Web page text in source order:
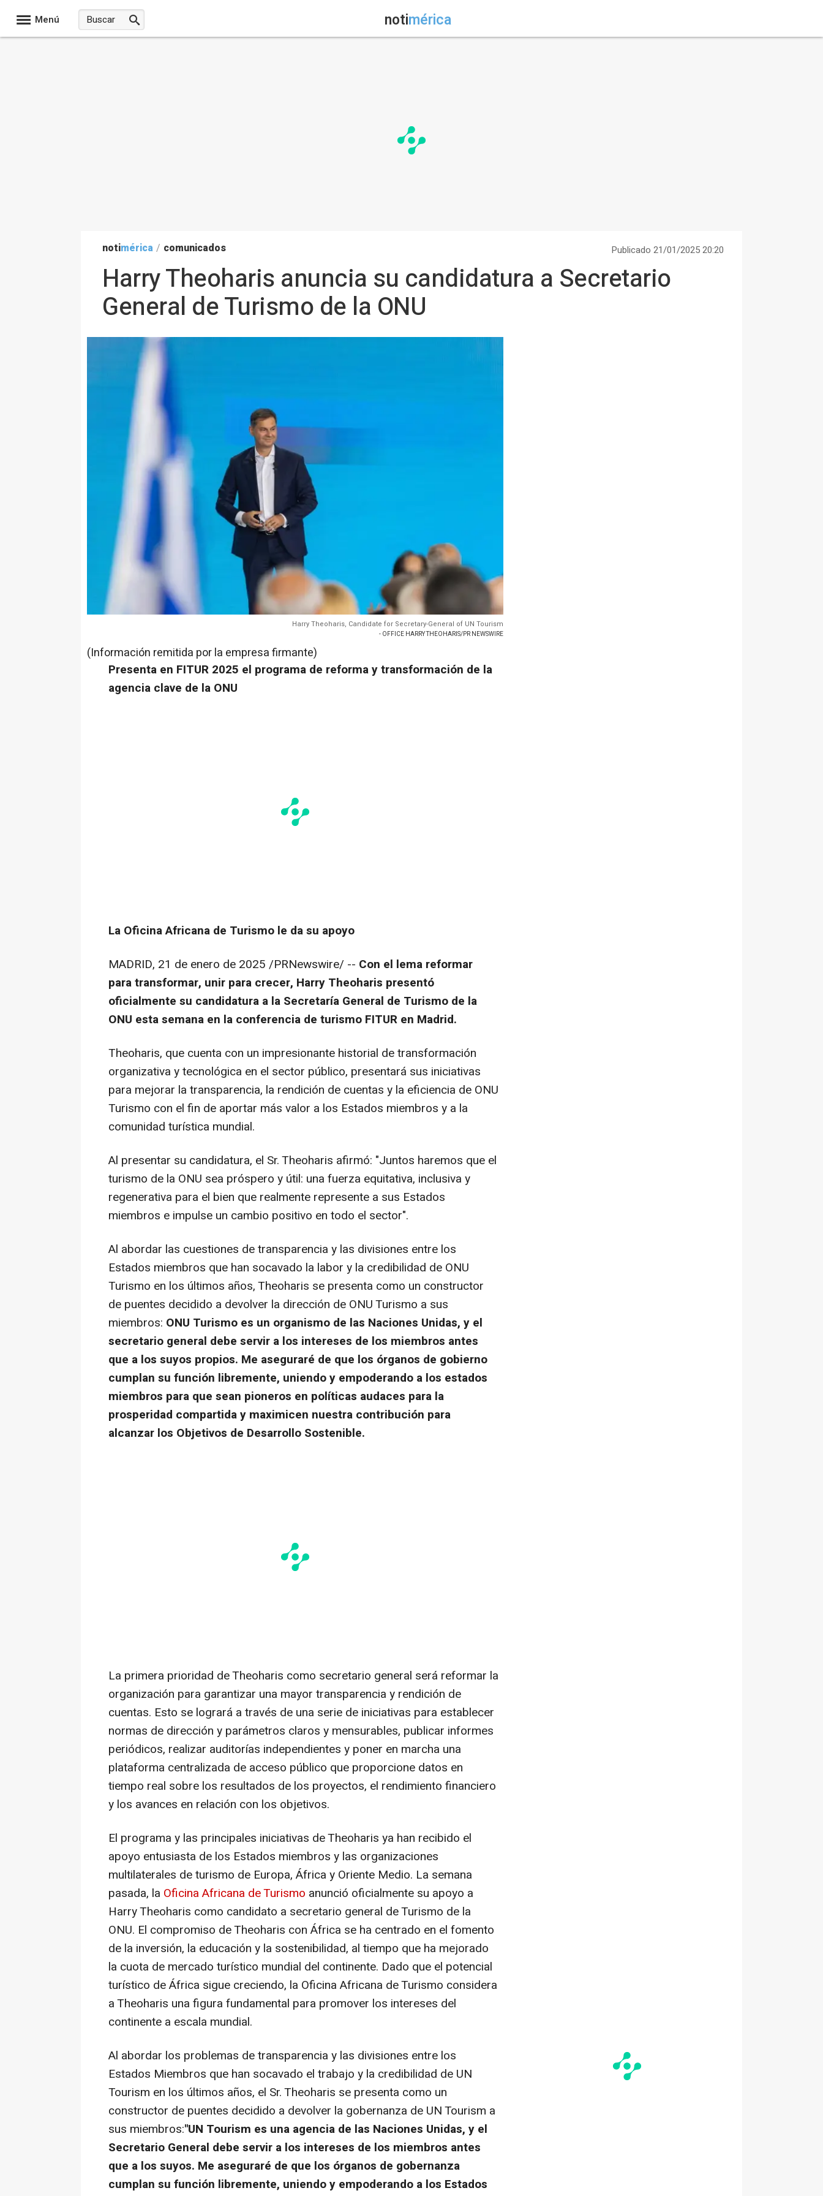
Menú notimérica
notimérica / comunicados Publicado 21/01/2025 20:20
Harry Theoharis anuncia su candidatura a Secretario
General de Turismo de la ONU
Harry Theoharis, Candidate for Secretary-General of UN Tourism
- OFFICE HARRY THEOHARIS/PR NEWSWIRE
(Información remitida por la empresa firmante)
Presenta en FITUR 2025 el programa de reforma y transformación de la
agencia clave de la ONU
La Oficina Africana de Turismo le da su apoyo
MADRID, 21 de enero de 2025 /PRNewswire/ -- Con el lema reformar
para transformar, unir para crecer, Harry Theoharis presentó
oficialmente su candidatura a la Secretaría General de Turismo de la
ONU esta semana en la conferencia de turismo FITUR en Madrid.
Theoharis, que cuenta con un impresionante historial de transformación
organizativa y tecnológica en el sector público, presentará sus iniciativas
para mejorar la transparencia, la rendición de cuentas y la eficiencia de ONU
Turismo con el fin de aportar más valor a los Estados miembros y a la
comunidad turística mundial.
Al presentar su candidatura, el Sr. Theoharis afirmó: "Juntos haremos que el
turismo de la ONU sea próspero y útil: una fuerza equitativa, inclusiva y
regenerativa para el bien que realmente represente a sus Estados
miembros e impulse un cambio positivo en todo el sector".
Al abordar las cuestiones de transparencia y las divisiones entre los
Estados miembros que han socavado la labor y la credibilidad de ONU
Turismo en los últimos años, Theoharis se presenta como un constructor
de puentes decidido a devolver la dirección de ONU Turismo a sus
miembros: ONU Turismo es un organismo de las Naciones Unidas, y el
secretario general debe servir a los intereses de los miembros antes
que a los suyos propios. Me aseguraré de que los órganos de gobierno
cumplan su función libremente, uniendo y empoderando a los estados
miembros para que sean pioneros en políticas audaces para la
prosperidad compartida y maximicen nuestra contribución para
alcanzar los Objetivos de Desarrollo Sostenible.
La primera prioridad de Theoharis como secretario general será reformar la
organización para garantizar una mayor transparencia y rendición de
cuentas. Esto se logrará a través de una serie de iniciativas para establecer
normas de dirección y parámetros claros y mensurables, publicar informes
periódicos, realizar auditorías independientes y poner en marcha una
plataforma centralizada de acceso público que proporcione datos en
tiempo real sobre los resultados de los proyectos, el rendimiento financiero
y los avances en relación con los objetivos.
El programa y las principales iniciativas de Theoharis ya han recibido el
apoyo entusiasta de los Estados miembros y las organizaciones
multilaterales de turismo de Europa, África y Oriente Medio. La semana
pasada, la Oficina Africana de Turismo anunció oficialmente su apoyo a
Harry Theoharis como candidato a secretario general de Turismo de la
ONU. El compromiso de Theoharis con África se ha centrado en el fomento
de la inversión, la educación y la sostenibilidad, al tiempo que ha mejorado
la cuota de mercado turístico mundial del continente. Dado que el potencial
turístico de África sigue creciendo, la Oficina Africana de Turismo considera
a Theoharis una figura fundamental para promover los intereses del
continente a escala mundial.
Al abordar los problemas de transparencia y las divisiones entre los
Estados Miembros que han socavado el trabajo y la credibilidad de UN
Tourism en los últimos años, el Sr. Theoharis se presenta como un
constructor de puentes decidido a devolver la gobernanza de UN Tourism a
sus miembros:"UN Tourism es una agencia de las Naciones Unidas, y el
Secretario General debe servir a los intereses de los miembros antes
que a los suyos. Me aseguraré de que los órganos de gobernanza
cumplan su función libremente, uniendo y empoderando a los Estados